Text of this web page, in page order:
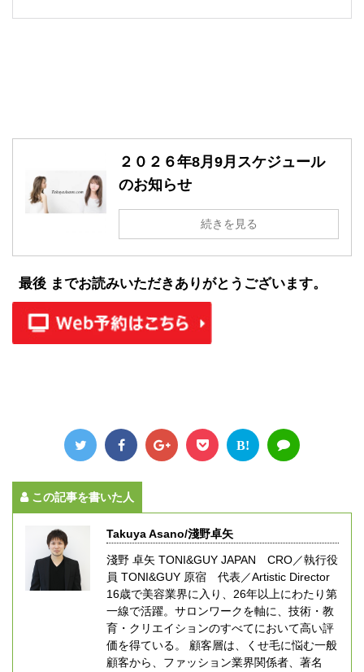
２０２６年8月9月スケジュール
のお知らせ
続きを見る
最後 までお読みいただきありがとうございます。
B!
この記事を書いた人
Takuya Asano/淺野卓矢
淺野 卓矢 TONI&GUY JAPAN CRO／執行役
員 TONI&GUY 原宿 代表／Artistic Director
16歳で美容業界に入り、26年以上にわたり第
一線で活躍。サロンワークを軸に、技術・教
育・クリエイションのすべてにおいて高い評
価を得ている。 顧客層は、くせ毛に悩む一般
顧客から、ファッション業界関係者、著名